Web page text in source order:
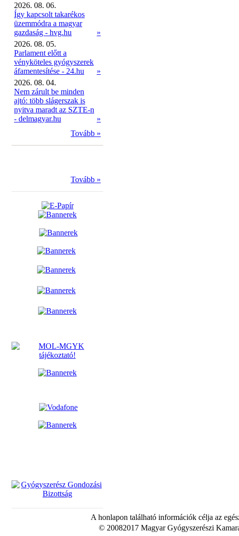
2026. 08. 06.
Így kapcsolt takarékos
üzemmódra a magyar
gazdaság - hvg.hu
»
2026. 08. 05.
Parlament előtt a
vényköteles gyógyszerek
áfamentesítése - 24.hu
»
2026. 08. 04.
Nem zárult be minden
ajtó: több slágerszak is
nyitva maradt az SZTE-n
- delmagyar.hu
»
Tovább »
Tovább »
A honlapon található információk célja az
© 20082017 Magyar Gyógyszerészi